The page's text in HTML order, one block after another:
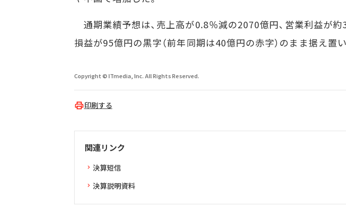
通期業績予想は、売上高が0.8％減の2070億円、営業利益が約
損益が95億円の黒字（前年同期は40億円の赤字）のまま据え置い
Copyright © ITmedia, Inc. All Rights Reserved.
印刷する
関連リンク
決算短信
決算説明資料